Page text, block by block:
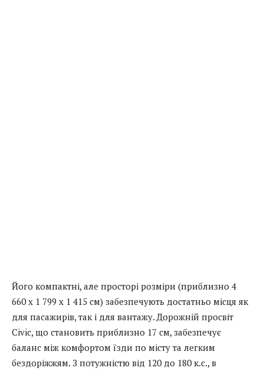
Його компактні, але просторі розміри (приблизно 4
660 x 1 799 x 1 415 см) забезпечують достатньо місця як
для пасажирів, так і для вантажу. Дорожній просвіт
Civic, що становить приблизно 17 см, забезпечує
баланс між комфортом їзди по місту та легким
бездоріжжям. З потужністю від 120 до 180 к.с., в